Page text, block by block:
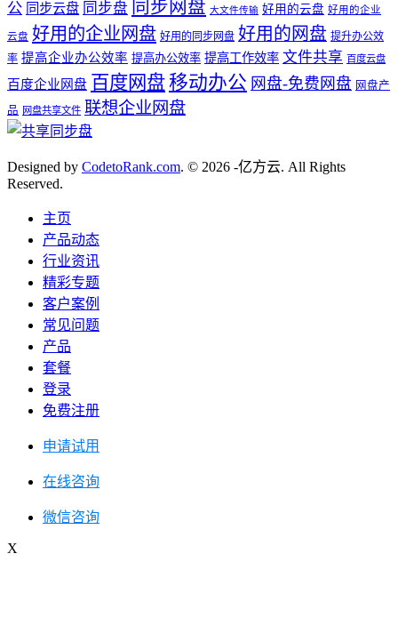
公 同步云盘 同步盘 同步网盘 大文件传输 好用的云盘 好用的企业
云盘 好用的企业网盘 好用的同步网盘 好用的网盘 提升办公效
率 提高企业办公效率 提高办公效率 提高工作效率 文件共享 百度云盘
百度企业网盘 百度网盘 移动办公 网盘-免费网盘 网盘产
品 网盘共享文件 联想企业网盘
Designed by CodetoRank.com. © 2026 -亿方云. All Rights
Reserved.
主页
产品动态
行业资讯
精彩专题
客户案例
常见问题
产品
套餐
登录
免费注册
申请试用
在线咨询
微信咨询
X